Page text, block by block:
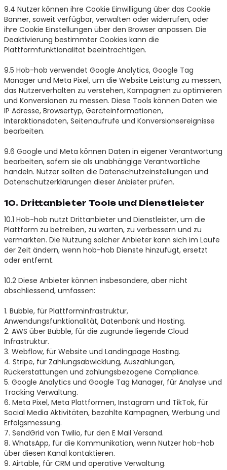
9.4 Nutzer können ihre Cookie Einwilligung über das Cookie
Banner, soweit verfügbar, verwalten oder widerrufen, oder
ihre Cookie Einstellungen über den Browser anpassen. Die
Deaktivierung bestimmter Cookies kann die
Plattformfunktionalität beeinträchtigen.
9.5 Hob-hob verwendet Google Analytics, Google Tag
Manager und Meta Pixel, um die Website Leistung zu messen,
das Nutzerverhalten zu verstehen, Kampagnen zu optimieren
und Konversionen zu messen. Diese Tools können Daten wie
IP Adresse, Browsertyp, Geräteinformationen,
Interaktionsdaten, Seitenaufrufe und Konversionsereignisse
bearbeiten.
9.6 Google und Meta können Daten in eigener Verantwortung
bearbeiten, sofern sie als unabhängige Verantwortliche
handeln. Nutzer sollten die Datenschutzeinstellungen und
Datenschutzerklärungen dieser Anbieter prüfen.
10. Drittanbieter Tools und Dienstleister
10.1 Hob-hob nutzt Drittanbieter und Dienstleister, um die
Plattform zu betreiben, zu warten, zu verbessern und zu
vermarkten. Die Nutzung solcher Anbieter kann sich im Laufe
der Zeit ändern, wenn hob-hob Dienste hinzufügt, ersetzt
oder entfernt.
10.2 Diese Anbieter können insbesondere, aber nicht
abschliessend, umfassen:
1. Bubble, für Plattforminfrastruktur,
Anwendungsfunktionalität, Datenbank und Hosting.
2. AWS über Bubble, für die zugrunde liegende Cloud
Infrastruktur.
3. Webflow, für Website und Landingpage Hosting.
4. Stripe, für Zahlungsabwicklung, Auszahlungen,
Rückerstattungen und zahlungsbezogene Compliance.
5. Google Analytics und Google Tag Manager, für Analyse und
Tracking Verwaltung.
6. Meta Pixel, Meta Plattformen, Instagram und TikTok, für
Social Media Aktivitäten, bezahlte Kampagnen, Werbung und
Erfolgsmessung.
7. SendGrid von Twilio, für den E Mail Versand.
8. WhatsApp, für die Kommunikation, wenn Nutzer hob-hob
über diesen Kanal kontaktieren.
9. Airtable, für CRM und operative Verwaltung.